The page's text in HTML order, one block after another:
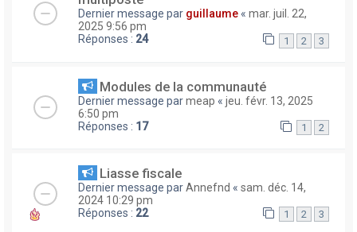
Dernier message par guillaume « mar. juil. 22,
2025 9:56 pm
Réponses : 24 1 2 3
Modules de la communauté
Dernier message parmeap « jeu. févr. 13, 2025
6:50 pm
Réponses : 17 1 2
Liasse fiscale
Dernier message parAnnefnd « sam. déc. 14,
2024 10:29 pm
Réponses : 22 1 2 3